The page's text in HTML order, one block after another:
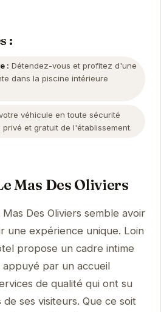
:
: Détendez-vous et profitez d'une
dans la piscine intérieure
véhicule en toute sécurité
et gratuit de l'établissement.
Mas Des Oliviers
Des Oliviers semble avoir
une expérience unique. Loin
propose un cadre intime
par un accueil
de qualité qui ont su
ses visiteurs. Que ce soit